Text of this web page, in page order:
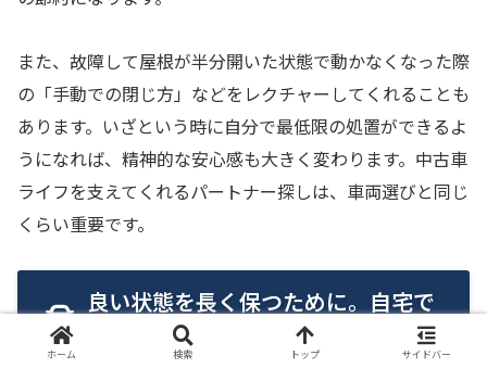
また、故障して屋根が半分開いた状態で動かなくなった際
の「手動での閉じ方」などをレクチャーしてくれることも
あります。いざという時に自分で最低限の処置ができるよ
うになれば、精神的な安心感も大きく変わります。中古車
ライフを支えてくれるパートナー探しは、車両選びと同じ
くらい重要です。
良い状態を長く保つために。自宅で
できるメンテナンス術
ホーム 検索 トップ サイドバー